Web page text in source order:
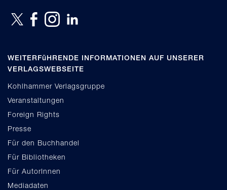
WEITERFüHRENDE INFORMATIONEN AUF UNSERER
VERLAGSWEBSEITE
Kohlhammer Verlagsgruppe
Veranstaltungen
Foreign Rights
Presse
Für den Buchhandel
Für Bibliotheken
Für AutorInnen
Mediadaten